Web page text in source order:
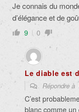
Je connais du
d’élégance et de
9 0
Le diable est
Répondre à
C’est
blanc comme